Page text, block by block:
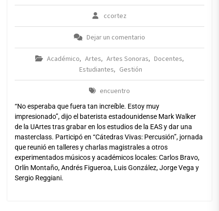
ccortez
Dejar un comentario
Académico, Artes, Artes Sonoras, Docentes,
Estudiantes, Gestión
encuentro
“No esperaba que fuera tan increíble. Estoy muy
impresionado”, dijo el baterista estadounidense Mark Walker
de la UArtes tras grabar en los estudios de la EAS y dar una
masterclass. Participó en “Cátedras Vivas: Percusión”, jornada
que reunió en talleres y charlas magistrales a otros
experimentados músicos y académicos locales: Carlos Bravo,
Orlín Montaño, Andrés Figueroa, Luis González, Jorge Vega y
Sergio Reggiani.